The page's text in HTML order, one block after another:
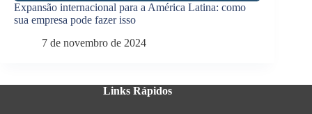
Expansão internacional para a América Latina: como
sua empresa pode fazer isso
7 de novembro de 2024
Links Rápidos